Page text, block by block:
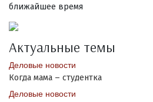
ближайшее время
Актуальные темы
Деловые новости
Когда мама – студентка
Деловые новости